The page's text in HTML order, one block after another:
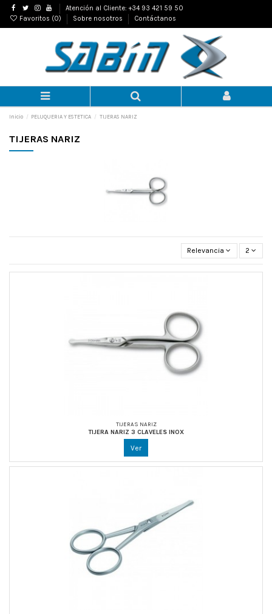
Atención al Cliente: +34 93 421 59 50
Favoritos (0) Sobre nosotros Contáctanos
Inicio PELUQUERIA Y ESTETICA TIJERAS NARIZ
TIJERAS NARIZ
Relevancia 2
TIJERAS NARIZ
TIJERA NARIZ 3 CLAVELES INOX
Ver